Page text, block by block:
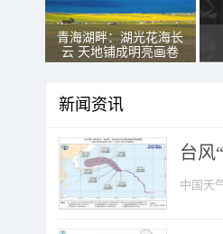
青海湖畔：湖光花海长
云 天地铺成明亮画卷
新闻资讯
台风
中国天